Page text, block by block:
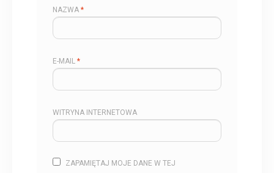
NAZWA *
E-MAIL *
WITRYNA INTERNETOWA
ZAPAMIĘTAJ MOJE DANE W TEJ